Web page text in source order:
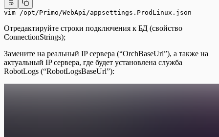
vim /opt/Primo/WebApi/appsettings.ProdLinux.json
Отредактируйте строки подключения к БД (свойство
ConnectionStrings);
Замените на реальный IP сервера (“OrchBaseUrl”), а также на
актуальный IP сервера, где будет установлена служба
RobotLogs (“RobotLogsBaseUrl”):